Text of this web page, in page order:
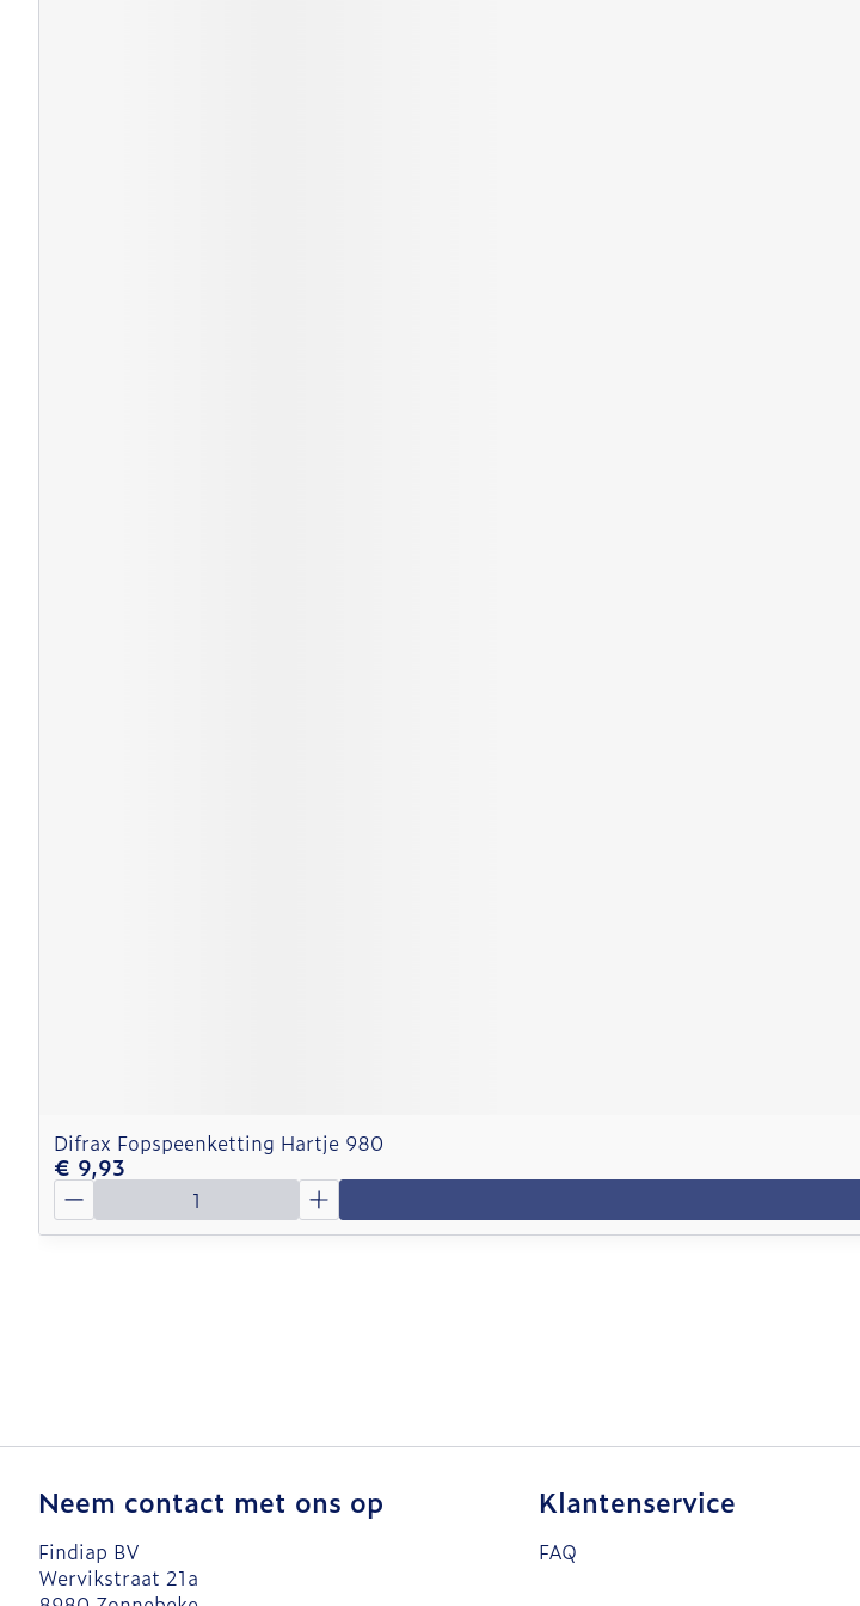
Difrax Fopspeenketting Hartje 980
€ 9,93
Aantal
Neem contact met ons op
Findiap BV
Wervikstraat 21a
Klantenservice
FAQ